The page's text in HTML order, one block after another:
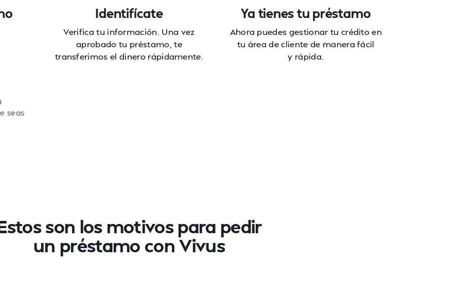
seas
Identifícate
Verifica tu información. Una vez
aprobado tu préstamo, te
transferimos el dinero rápidamente.
Ya tienes tu préstamo
Ahora puedes gestionar tu crédito en
tu área de cliente de manera fácil
y rápida.
son los motivos para pedir
un préstamo con Vivus